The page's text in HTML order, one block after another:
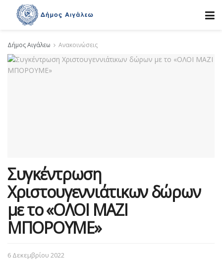
Δήμος Αιγάλεω Ανακοινώσεις
Συγκέντρωση
Χριστουγεννιάτικων δώρων
με το «ΟΛΟΙ ΜΑΖΙ
ΜΠΟΡΟΥΜΕ»
6 Δεκεμβρίου 2022